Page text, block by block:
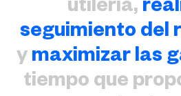
utilería,
seguimiento del
y maximizar las
tiempo que